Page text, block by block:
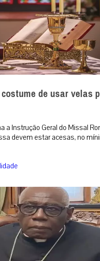
de usar velas
a Instrução Geral do Missal
devem estar acesas, no